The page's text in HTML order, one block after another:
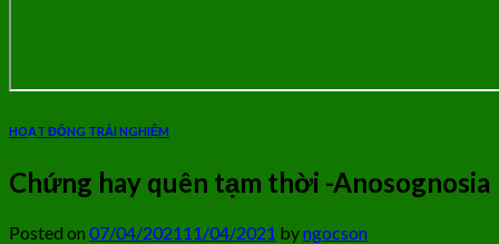
HOẠT ĐỘNG TRẢI NGHIỆM
Chứng hay quên tạm thời -Anosognosia
Posted on 07/04/202111/04/2021 byngocson